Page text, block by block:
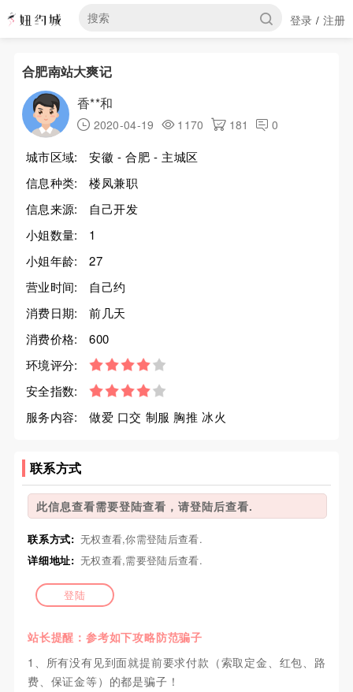
登录 / 注册
合肥南站大爽记
香**和
2020-04-19 1170 181 0
城市区域:
安徽 - 合肥 - 主城区
信息种类:
楼凤兼职
信息来源:
自己开发
小姐数量:
1
小姐年龄:
27
营业时间:
自己约
消费日期:
前几天
消费价格:
600
环境评分:
安全指数:
服务内容:
做爱 口交 制服 胸推 冰火
联系方式
此信息查看需要登陆查看，请登陆后查看.
联系方式: 无权查看,你需登陆后查看.
详细地址: 无权查看,需要登陆后查看.
登陆
站长提醒：参考如下攻略防范骗子
1、所有没有见到面就提前要求付款（索取定金、红包、路
费、保证金等）的都是骗子！